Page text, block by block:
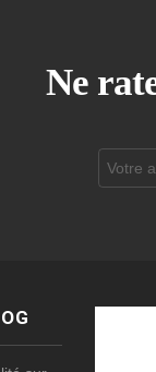
Ne
de
courrier